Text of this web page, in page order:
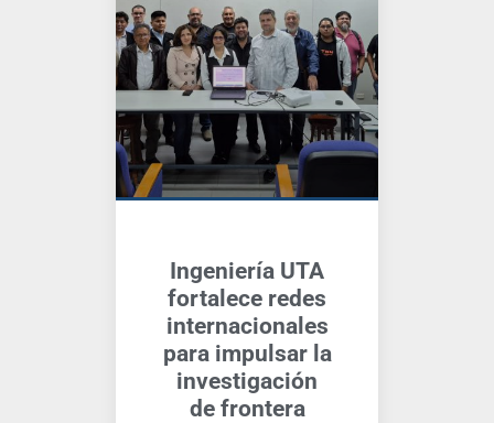
Ingeniería UTA
fortalece redes
internacionales
para impulsar la
investigación
de frontera